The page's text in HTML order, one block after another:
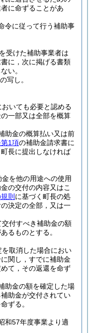
に命ずることがあ
令に従って行う補助事
受けた補助事業者は
に，次に掲げる書類
い。
写し。
いても必要と認める
一部又は全部を概算
助金の概算払い又は前
1項の補助金請求書に
長に提出しなければ
を他の用途への使用
の交付の内容又はこ
則 に基づく町長の処
決定の全部，又は一
付すべき補助金の額
るものとする。
取消した場合におい
関し，すでに補助金
て，その返還を命ず
助金の額を確定した場
助金が交付されてい
ずる。
和57年度事業より適